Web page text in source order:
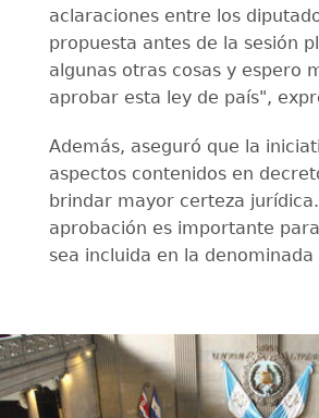
aclaraciones entre los
propuesta antes de la sesión
algunas otras cosas y espero
aprobar esta ley de país",
Además, aseguró que la
aspectos contenidos en
brindar mayor certeza
aprobación es importante
sea incluida en la